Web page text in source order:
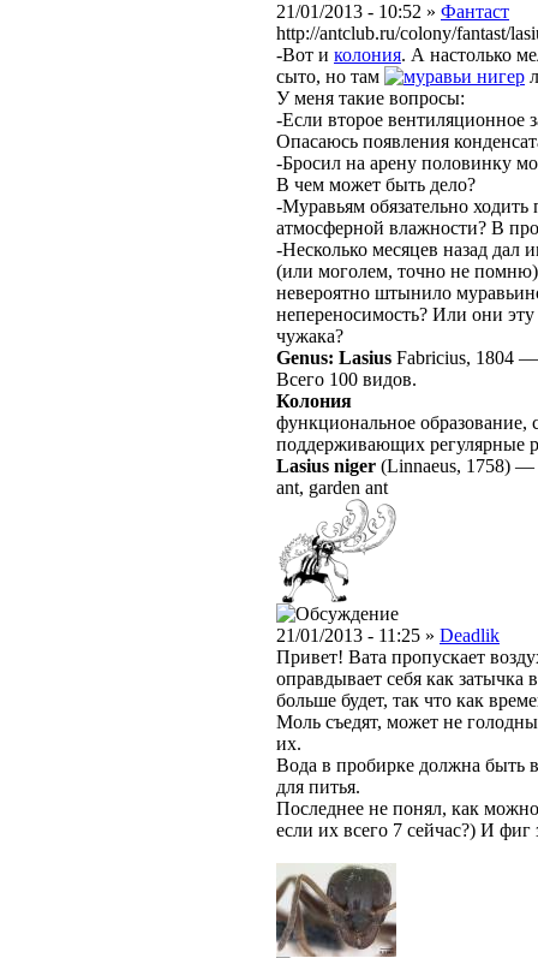
21/01/2013 - 10:52 » Фантаст
http://antclub.ru/colony/fantast/
-Вот и колония. А настолько
сыто, но там
нигер
У меня такие вопросы:
-Если второе вентиляционное
Опасаюсь появления
-Бросил на арену половинку
В чем может быть дело?
-Муравьям обязательно
атмосферной влажности? В
-Несколько месяцев назад
(или моголем, точно не помню).
невероятно штынило
непереносимость? Или они
чужака?
Genus: Lasius Fabricius, 1804
Всего 100 видов.
Колония
функциональное образование,
поддерживающих регулярные
Lasius niger (Linnaeus, 1758) —
ant, garden ant
21/01/2013 - 11:25 » Deadlik
Привет! Вата пропускает
оправдывает себя как затычка
больше будет, так что как
Моль съедят, может не
их.
Вода в пробирке должна быть
для питья.
Последнее не понял, как
если их всего 7 сейчас?) И фиг